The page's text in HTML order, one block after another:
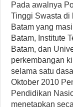
Pada awalnya
Tinggi Swasta di
Batam yang
Batam, Institute
Batam, dan
perkembangan
selama satu
Oktober 2010
Pendidikan
menetapkan